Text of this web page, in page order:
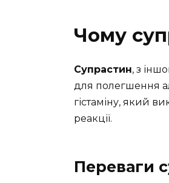
Чому
Супрастин, з
для полегшення
гістаміну, який
реакції.
Переваги